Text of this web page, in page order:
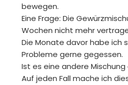
bewegen.
Eine Frage: Die
Wochen nicht mehr
Die Monate davor habe ich
Probleme gerne gegessen.
Ist es eine andere Mischung
Auf jeden Fall mache ich